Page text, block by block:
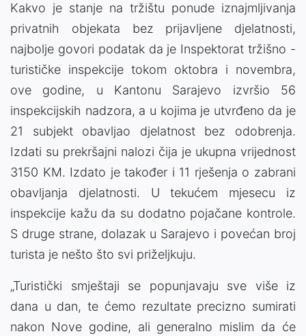
Kakvo je stanje na tržištu ponude iznajmljivanja
privatnih objekata bez prijavljene djelatnosti,
najbolje govori podatak da je Inspektorat tržišno -
turističke inspekcije tokom oktobra i novembra,
ove godine, u Kantonu Sarajevo izvršio 56
inspekcijskih nadzora, a u kojima je utvrđeno da je
21 subjekt obavljao djelatnost bez odobrenja.
Izdati su prekršajni nalozi čija je ukupna vrijednost
3150 KM. Izdato je također i 11 rješenja o zabrani
obavljanja djelatnosti. U tekućem mjesecu iz
inspekcije kažu da su dodatno pojačane kontrole.
S druge strane, dolazak u Sarajevo i povećan broj
turista je nešto što svi priželjkuju.
„Turistički smještaji se popunjavaju sve više iz
dana u dan, te ćemo rezultate precizno sumirati
nakon Nove godine, ali generalno mislim da će